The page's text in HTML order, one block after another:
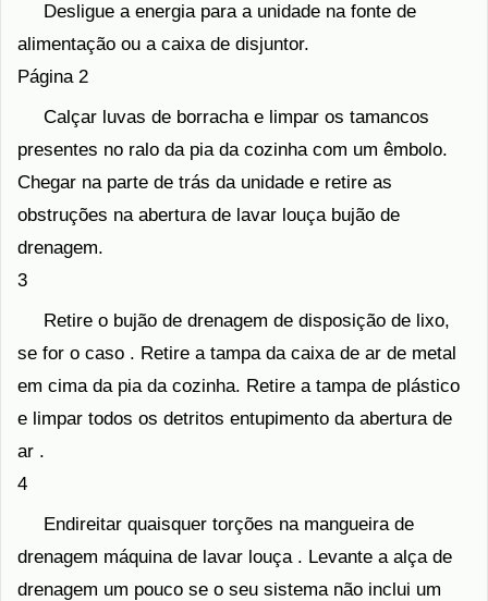
Desligue a energia para a unidade na fonte de
alimentação ou a caixa de disjuntor.
Página 2
Calçar luvas de borracha e limpar os tamancos
presentes no ralo da pia da cozinha com um êmbolo.
Chegar na parte de trás da unidade e retire as
obstruções na abertura de lavar louça bujão de
drenagem.
3
Retire o bujão de drenagem de disposição de lixo,
se for o caso . Retire a tampa da caixa de ar de metal
em cima da pia da cozinha. Retire a tampa de plástico
e limpar todos os detritos entupimento da abertura de
ar .
4
Endireitar quaisquer torções na mangueira de
drenagem máquina de lavar louça . Levante a alça de
drenagem um pouco se o seu sistema não inclui um